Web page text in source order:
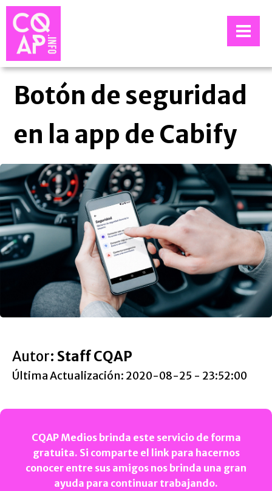
Botón de seguridad
en la app de Cabify
Autor: Staff CQAP
Última Actualización: 2020-08-25 - 23:52:00
CQAP Medios brinda este servicio de forma
gratuita. Si comparte el link para hacernos
conocer entre sus amigos nos brinda una gran
ayuda para continuar trabajando.